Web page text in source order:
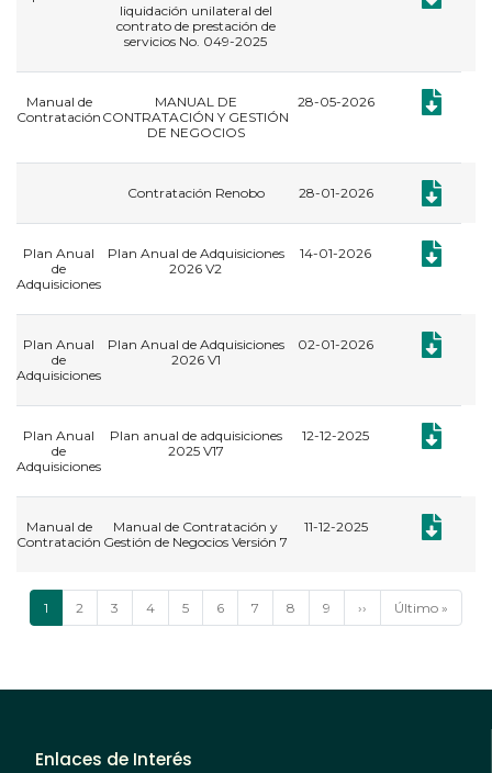
liquidación unilateral del
contrato de prestación de
servicios No. 049-2025
Manual de
Contratación
MANUAL DE
CONTRATACIÓN Y GESTIÓN
DE NEGOCIOS
28-05-2026
Contratación Renobo 28-01-2026
Plan Anual
de
Adquisiciones
Plan Anual de Adquisiciones
2026 V2
14-01-2026
Plan Anual
de
Adquisiciones
Plan Anual de Adquisiciones
2026 V1
02-01-2026
Plan Anual
de
Adquisiciones
Plan anual de adquisiciones
2025 V17
12-12-2025
Manual de
Contratación
Manual de Contratación y
Gestión de Negocios Versión 7
11-12-2025
Paginación
Página
actual
1 Página
2 Página
3 Página
4 Página
5 Página
6 Página
7 Página
8 Página
9
Siguiente
página
››
Última
página
Último »
Enlaces de Interés